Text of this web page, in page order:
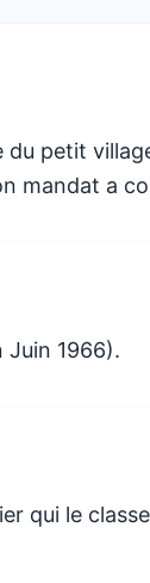
du petit
mandat a
Juin 1966).
qui le